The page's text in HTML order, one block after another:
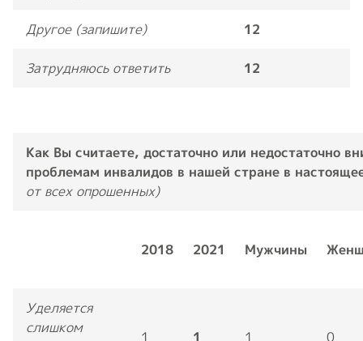
Другое (запишите) 12
Затрудняюсь ответить 12
Как Вы считаете, достаточно или недостаточно
проблемам инвалидов в нашей стране в
от всех опрошенных)
2018 2021 Мужчины
Уделяется
слишком
1 1 1 0